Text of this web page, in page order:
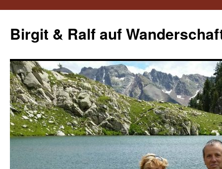
contenu
Birgit & Ralf auf